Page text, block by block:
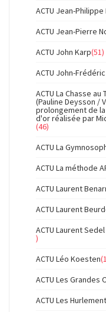
ACTU Jean-
ACTU Jean-Pierre
ACTU John Karp(51)
ACTU John-
ACTU La Chasse
(Pauline Deysson /
prolongement de
d'or réalisée par
(46)
ACTU La
ACTU La méthode
ACTU Laurent
ACTU Laurent
ACTU Laurent
)
ACTU Léo Koesten
ACTU Les Grandes
ACTU Les